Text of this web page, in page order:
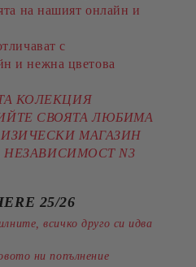
на нашият онлайн и
с
и нежна цветова
КОЛЕКЦИЯ
СВОЯТА ЛЮБИМА
МАГАЗИН
НЕЗАВИСИМОСТ N3
25/26
всичко друго си идва
ни попълнение